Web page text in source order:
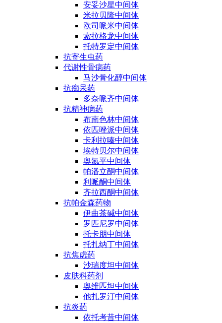
安妥沙星中间体
米拉贝隆中间体
欧司哌米中间体
索拉格龙中间体
托特罗定中间体
抗寄生虫药
代谢性骨病药
马沙骨化醇中间体
抗痴呆药
多奈哌齐中间体
抗精神病药
布南色林中间体
依匹唑派中间体
卡利拉嗪中间体
埃特贝尔中间体
奥氮平中间体
帕潘立酮中间体
利哌酮中间体
齐拉西酮中间体
抗帕金森药物
伊曲茶碱中间体
罗匹尼罗中间体
托卡朋中间体
托扎纳丁中间体
抗焦虑药
沙瑞度坦中间体
皮肤科药剂
奥维匹坦中间体
他扎罗汀中间体
抗炎药
依托考昔中间体